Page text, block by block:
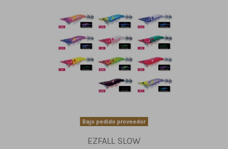
Bajo pedido proveedor
EZFALL SLOW